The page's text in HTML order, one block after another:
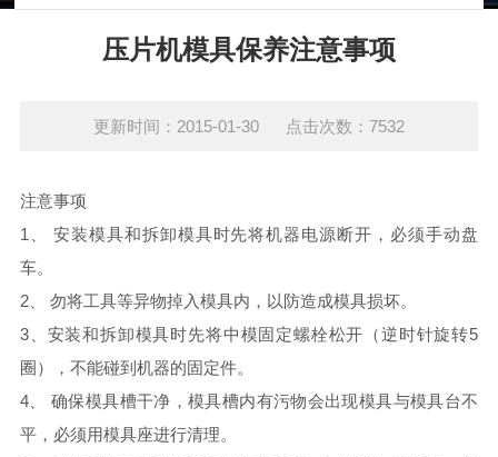
压片机模具保养注意事项
更新时间：2015-01-30 点击次数：7532
注意事项
1、 安装模具和拆卸模具时先将机器电源断开，必须手动盘
车。
2、 勿将工具等异物掉入模具内，以防造成模具损坏。
3、安装和拆卸模具时先将中模固定螺栓松开（逆时针旋转5
圈），不能碰到机器的固定件。
4、 确保模具槽干净，模具槽内有污物会出现模具与模具台不
平，必须用模具座进行清理。